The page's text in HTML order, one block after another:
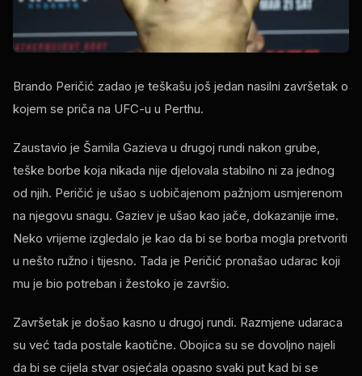
Brando Peričić zadao je teškašu još jedan nasilni završetak o
kojem se priča na UFC-u u Perthu.
Zaustavio je Šamila Gazieva u drugoj rundi nakon grube,
teške borbe koja nikada nije djelovala stabilno ni za jednog
od njih. Peričić je ušao s uobičajenom pažnjom usmjerenom
na njegovu snagu. Gaziev je ušao kao jače, dokazanije ime.
Neko vrijeme izgledalo je kao da bi se borba mogla pretvoriti
u nešto ružno i tijesno. Tada je Peričić pronašao udarac koji
mu je bio potreban i žestoko je završio.
Završetak je došao kasno u drugoj rundi. Razmjene udaraca
su već tada postale kaotične. Obojica su se dovoljno najeli
da bi se cijela stvar osjećala opasno svaki put kad bi se